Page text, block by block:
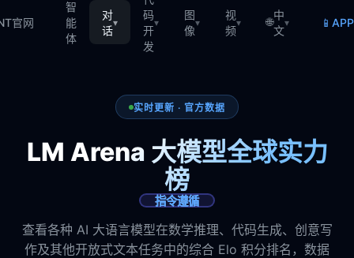
官网
智
能
体
对
话
▾
码
开
发
▾
图
像
▾
视
频
▾ 🌐
中
文
▾ 📱
实时更新 · 官方数据
LM Arena 大模型全球实力
榜
指令遵循
查看各种 AI 大语言模型在数学推理、代码生成、创意写
作及其他开放式文本任务中的综合 Elo 积分排名，数据